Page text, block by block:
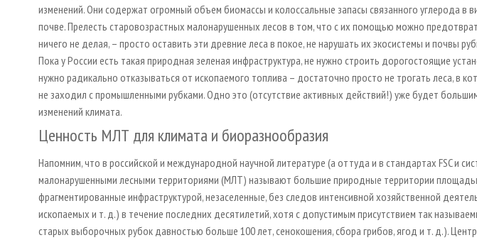
изменений. Они содержат огромный объем биомассы и колоссальные запасы связанного углерода в
почве. Прелесть старовозрастных малонарушенных лесов в том, что с их помощью можно
ничего не делая, – просто оставить эти древние леса в покое, не нарушать их экосистемы и почвы
Пока у России есть такая природная зеленая инфраструктура, не нужно строить дорогостоящие
нужно радикально отказываться от ископаемого топлива – достаточно просто не трогать леса, в
не заходил с промышленными рубками. Одно это (отсутствие активных действий!) уже будет
изменений климата.
Ценность МЛТ для климата и биоразнообразия
Напомним, что в российской и международной научной литературе (а оттуда и в стандартах FSC и
малонарушенными лесными территориями (МЛТ) называют большие природные территории
фрагментированные инфраструктурой, незаселенные, без следов интенсивной хозяйственной
ископаемых и т. д.) в течение последних десятилетий, хотя с допустимым присутствием так
старых выборочных рубок давностью больше 100 лет, сенокошения, сбора грибов, ягод и т. д.).